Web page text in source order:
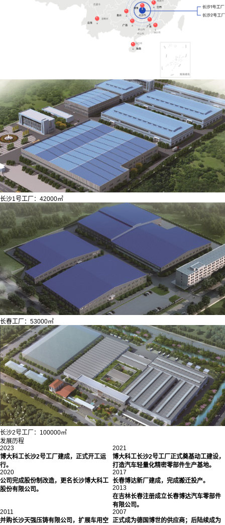
长沙1号工厂：42000㎡
长春工厂：53000㎡
长沙2号工厂：100000㎡
发展历程
2023
博大科工长沙2号工厂建成，正式开工运
行。
2021
博大科工长沙2号工厂正式奠基动工建设，
打造汽车轻量化精密零部件生产基地。
2020
公司完成股份制改造，更名长沙博大科工
股份有限公司。
2017
长春博达新厂建成，完成搬迁投产。
2013
在吉林长春注册成立长春博达汽车零部件
有限公司。
2011
并购长沙天强压铸有限公司，扩展车用空
2007
正式成为德国博世的供应商；后陆续成为